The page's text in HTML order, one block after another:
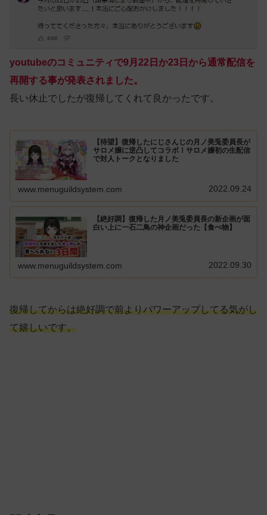
youtubeのコミュニティで9月22日か23日から通常配信を
再開する事が発表されました。
長い休止でしたが復帰してくれて良かったです。
【待望】復帰したにじさんじの月ノ美兎委員長が
サロメ嬢に逆凸してコラボ！サロメ嬢初の生配信
で対人トークとなりました
www.menuguildsystem.com 2022.09.24
【絶好調】復帰した月ノ美兎委員長の新企画が面
白い上に一石二鳥の神企画だった【食べ物】
www.menuguildsystem.com 2022.09.30
復帰してからは絶好調で前よりパワーアップしてる気がし
て嬉しいです。